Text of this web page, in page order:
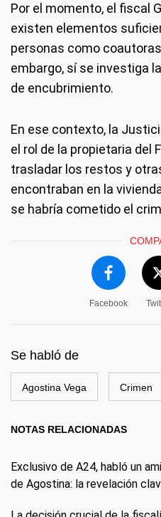
Por el momento, el fiscal
existen elementos
personas como
embargo, sí se investiga
de encubrimiento.
En ese contexto, la
el rol de la propietaria del
trasladar los restos y
encontraban en la
se habría cometido el
Facebook
Se habló de
Agostina Vega Crimen
NOTAS RELACIONADAS
Exclusivo de A24, habló un
de Agostina: la revelación